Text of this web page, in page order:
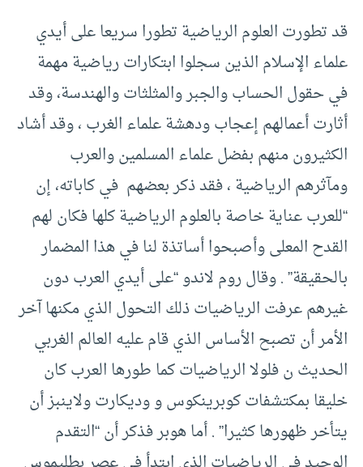
قد تطورت العلوم الرياضية تطورا سريعا على أيدي
علماء الإسلام الذين سجلوا ابتكارات رياضية مهمة
في حقول الحساب والجبر والمثلثات والهندسة، وقد
أثارت أعمالهم إعجاب ودهشة علماء الغرب ، وقد أشاد
الكثيرون منهم بفضل علماء المسلمين والعرب
ومآثرهم الرياضية ، فقد ذكر بعضهم في كاباته، إن
“للعرب عناية خاصة بالعلوم الرياضية كلها فكان لهم
القدح المعلى وأصبحوا أساتذة لنا في هذا المضمار
بالحقيقة” . وقال روم لاندو “على أيدي العرب دون
غيرهم عرفت الرياضيات ذلك التحول الذي مكنها آخر
الأمر أن تصبح الأساس الذي قام عليه العالم الغربي
الحديث ن فلولا الرياضيات كما طورها العرب كان
خليقا بمكتشفات كوبرينكوس و وديكارت ولاينبز أن
يتأخر ظهورها كثيرا” . أما هوبر فذكر أن “التقدم